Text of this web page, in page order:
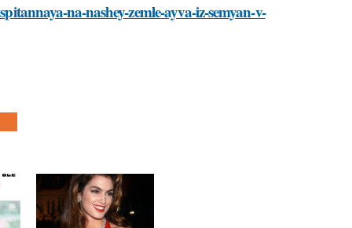
na-nashey-zemle-ayva-iz-semyan-v-